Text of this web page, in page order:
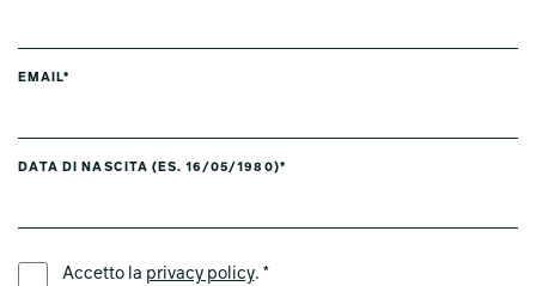
EMAIL*
DATA DI NASCITA (ES. 16/05/1980)*
Accetto la privacy policy. *